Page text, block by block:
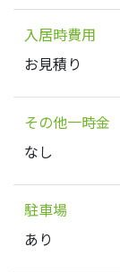
入居時費用
お見積り
その他一時金
なし
駐車場
あり